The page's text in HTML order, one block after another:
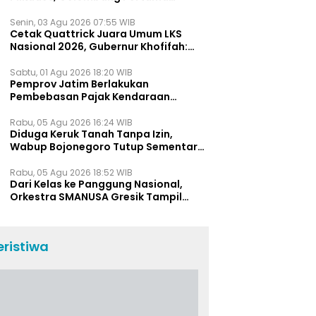
Senin, 03 Agu 2026 07:55 WIB
Cetak Quattrick Juara Umum LKS
Nasional 2026, Gubernur Khofifah:
Indonesia
Sabtu, 01 Agu 2026 18:20 WIB
Pemprov Jatim Berlakukan
Pembebasan Pajak Kendaraan
Insentifnya
Rabu, 05 Agu 2026 16:24 WIB
Diduga Keruk Tanah Tanpa Izin,
Wabup Bojonegoro Tutup Sementara
Rabu, 05 Agu 2026 18:52 WIB
Dari Kelas ke Panggung Nasional,
Orkestra SMANUSA Gresik Tampil